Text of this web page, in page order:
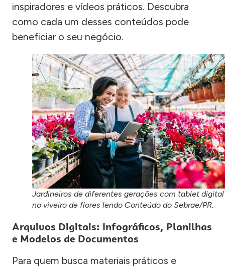
inspiradores e vídeos práticos. Descubra
como cada um desses conteúdos pode
beneficiar o seu negócio.
Jardineiros de diferentes gerações com tablet digital
no viveiro de flores lendo Conteúdo do Sebrae/PR.
Arquivos Digitais: Infográficos, Planilhas
e Modelos de Documentos
Para quem busca materiais práticos e